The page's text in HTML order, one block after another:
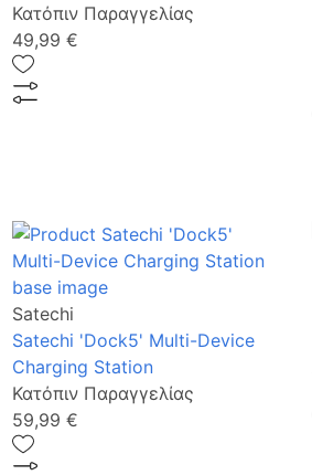
Κατόπιν Παραγγελίας
49,99 €
Satechi
Satechi 'Dock5' Multi-Device
Charging Station
Κατόπιν Παραγγελίας
59,99 €